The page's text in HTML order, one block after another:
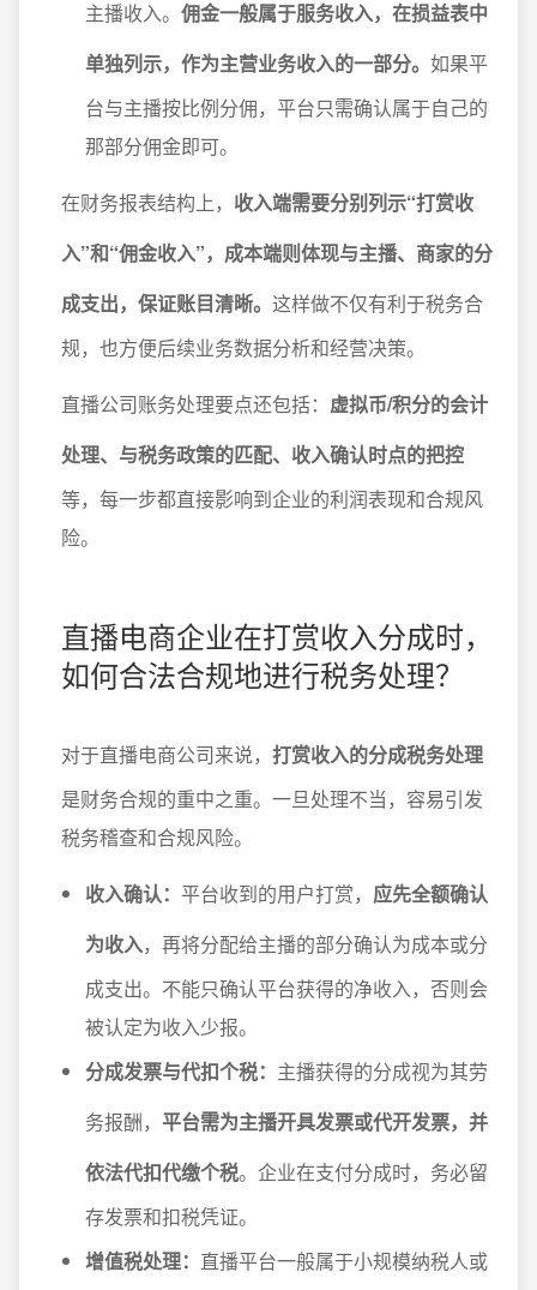
主播收入。 佣金一般属于服务收入，在损益表中
单独列示，作为主营业务收入的一部分。 如果平
台与主播按比例分佣，平台只需确认属于自己的
那部分佣金即可。
在财务报表结构上， 收入端需要分别列示“打赏收
入”和“佣金收入”，成本端则体现与主播、商家的分
成支出，保证账目清晰。 这样做不仅有利于税务合
规，也方便后续业务数据分析和经营决策。
直播公司账务处理要点还包括： 虚拟币/积分的会计
处理、与税务政策的匹配、收入确认时点的把控
等，每一步都直接影响到企业的利润表现和合规风
险。
直播电商企业在打赏收入分成时，
如何合法合规地进行税务处理？
对于直播电商公司来说， 打赏收入的分成税务处理
是财务合规的重中之重。一旦处理不当，容易引发
税务稽查和合规风险。
收入确认： 平台收到的用户打赏， 应先全额确认
为收入，再将分配给主播的部分确认为成本或分
成支出。不能只确认平台获得的净收入，否则会
被认定为收入少报。
分成发票与代扣个税： 主播获得的分成视为其劳
务报酬， 平台需为主播开具发票或代开发票，并
依法代扣代缴个税。企业在支付分成时，务必留
存发票和扣税凭证。
增值税处理： 直播平台一般属于小规模纳税人或